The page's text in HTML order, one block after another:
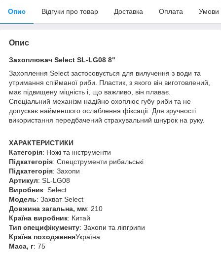
Опис Відгуки про товар Доставка Оплата Умови
Опис
Захоплювач Select SL-LG08 8"
Захоплення Select застосовується для вилучення з води та
утримання спійманої риби. Пластик, з якого він виготовлений,
має підвищену міцність і, що важливо, він плаває.
Спеціальний механізм надійно охоплює губу риби та не
допускає найменшого ослаблення фіксації. Для зручності
використання передбачений страхувальний шнурок на руку.
ХАРАКТЕРИСТИКИ
Категорія: Ножі та інструменти
Підкатегорія: Спецструменти рибальські
Підкатегорія: Захопи
Артикул: SL-LG08
Виробник: Select
Модель: Захват Select
Довжина загальна, мм: 210
Країна виробник: Китай
Тип специфікументу: Захопи та ліпгрипи
Країна походженняУкраїна
Маса, г: 75